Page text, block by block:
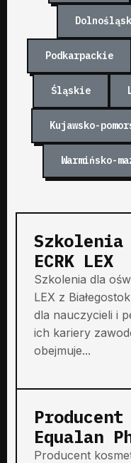
Podkarpackie
Śląskie
Kujawsko-
Warmińsko-
ECRK LEX
Szkolenia dla
LEX z
dla nauczycieli i
ich kariery
obejmuje...
Producent
Equalan
Producent